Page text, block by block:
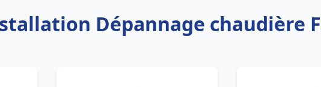
Dépannage chaudière